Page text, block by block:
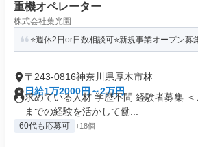
重機オペレーター
株式会社葉光園
⭐週休2日or日数相談可⭐新規事業オープン募
〒243-0816神奈川県厚木市林
日給1万2000円～2万円
求めている人材 学歴不問 経験者募集
までの経験を活かして働...
60代も応募可 +18個